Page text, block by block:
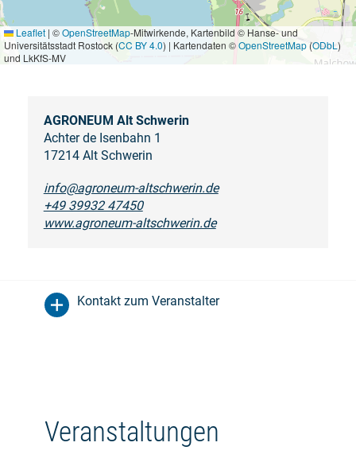
Leaflet | ©OpenStreetMap-Mitwirkende, Kartenbild © Hanse- und
Universitätsstadt Rostock (CC BY 4.0) | Kartendaten ©OpenStreetMap (ODbL)
und LkKfS-MV
AGRONEUM Alt Schwerin
Achter de Isenbahn 1
17214 Alt Schwerin
info@agroneum-altschwerin.de
+49 39932 47450
www.agroneum-altschwerin.de
Kontakt zum Veranstalter
Veranstaltungen